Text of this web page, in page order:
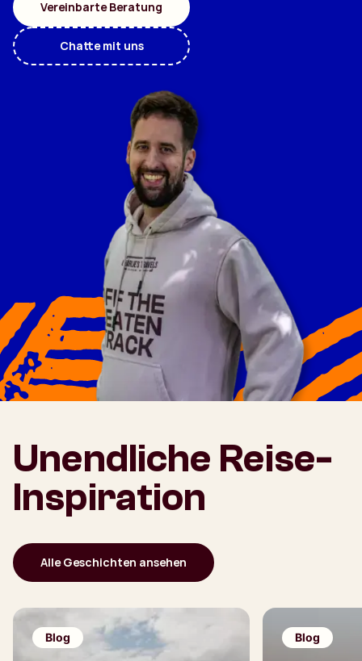
Vereinbarte Beratung
Chatte mit uns
Unendliche Reise-
Inspiration
Alle Geschichten ansehen
Blog Blog